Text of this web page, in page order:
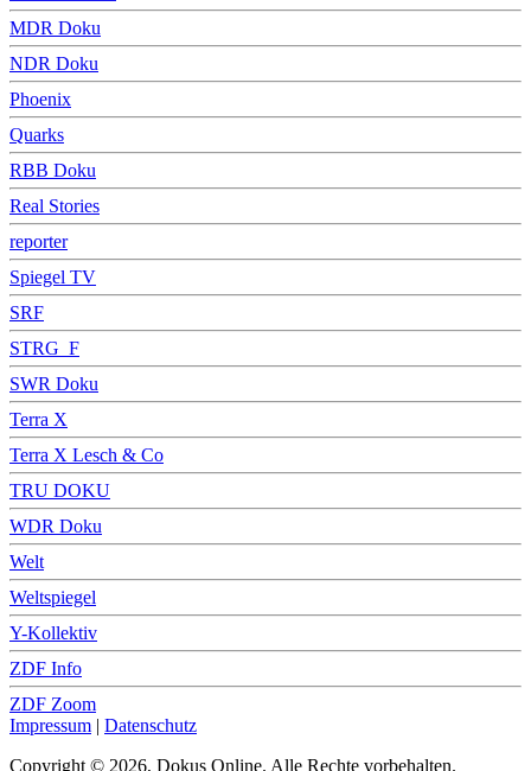
MDR Doku
NDR Doku
Phoenix
Quarks
RBB Doku
Real Stories
reporter
Spiegel TV
SRF
STRG_F
SWR Doku
Terra X
Terra X Lesch & Co
TRU DOKU
WDR Doku
Welt
Weltspiegel
Y-Kollektiv
ZDF Info
ZDF Zoom
Impressum | Datenschutz
Copyright © 2026, Dokus Online. Alle Rechte vorbehalten.